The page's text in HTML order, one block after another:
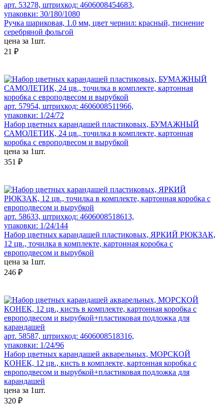
арт. 53278, штрихкод: 4606008454683,
упаковки: 30/180/1080
Ручка шариковая, 1.0 мм, цвет чернил: красный, тиснение
серебряной фольгой
цена за 1шт.
21 ₽
арт. 57954, штрихкод: 4606008511966,
упаковки: 1/24/72
Набор цветных карандашей пластиковых, БУМАЖНЫЙ
САМОЛЕТИК, 24 цв., точилка в комплекте, картонная
коробка с европодвесом и вырубкой
цена за 1шт.
351 ₽
арт. 58633, штрихкод: 4606008518613,
упаковки: 1/24/144
Набор цветных карандашей пластиковых, ЯРКИЙ РЮКЗАК,
12 цв., точилка в комплекте, картонная коробка с
европодвесом и вырубкой
цена за 1шт.
246 ₽
арт. 58587, штрихкод: 4606008518316,
упаковки: 1/24/96
Набор цветных карандашей акварельных, МОРСКОЙ
КОНЕК, 12 цв., кисть в комплекте, картонная коробка с
европодвесом и вырубкой+пластиковая подложка для
карандашей
цена за 1шт.
320 ₽